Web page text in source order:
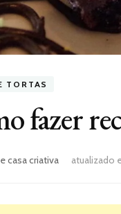
TORTAS
fazer
casa criativa atualizado